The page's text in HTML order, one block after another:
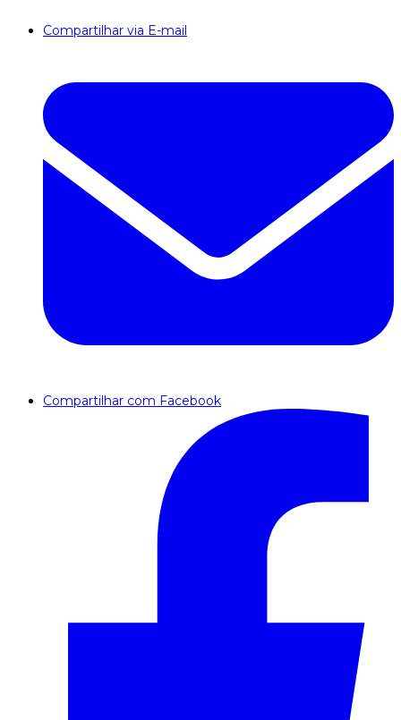
Compartilhar via E-mail
Compartilhar com Facebook